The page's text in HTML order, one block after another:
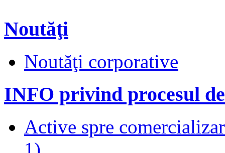
Noutăţi
Noutăţi corporative
INFO privind procesul
Active spre